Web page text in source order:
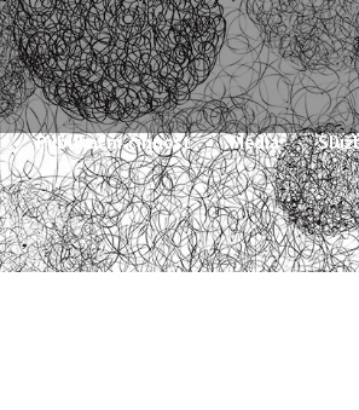
Publikační činnost Média